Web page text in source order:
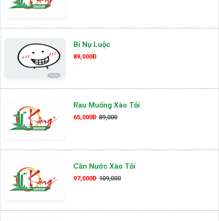
Bí Nụ Luộc
89,000Đ
Rau Muống Xào Tỏi
65,000Đ 89,000
Cần Nước Xào Tỏi
97,000Đ 109,000